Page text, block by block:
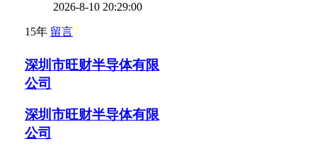
2026-8-10 20:29:00
15年 留言
深圳市旺财半导体有限
公司
深圳市旺财半导体有限
公司